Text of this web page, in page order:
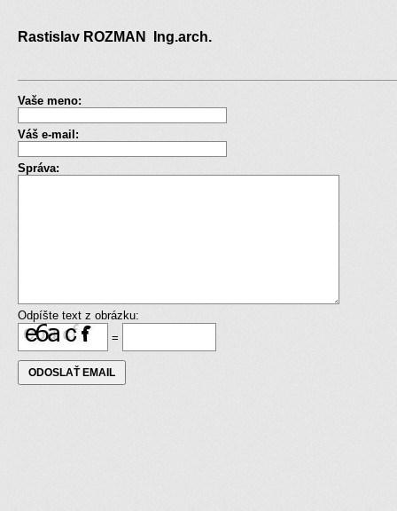
Rastislav ROZMAN Ing.arch.
Vaše meno:
Váš e-mail:
Správa:
Odpíšte text z obrázku:
=